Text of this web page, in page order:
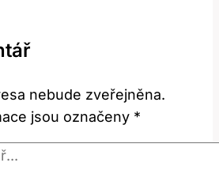
nebude zveřejněna.
jsou označeny *